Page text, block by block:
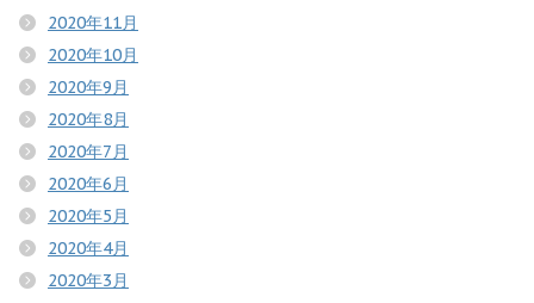
2020年11月
2020年10月
2020年9月
2020年8月
2020年7月
2020年6月
2020年5月
2020年4月
2020年3月